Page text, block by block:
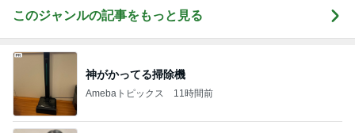
このジャンルの記事をもっと見る
神がかってる掃除機
Amebaトピックス 11時間前